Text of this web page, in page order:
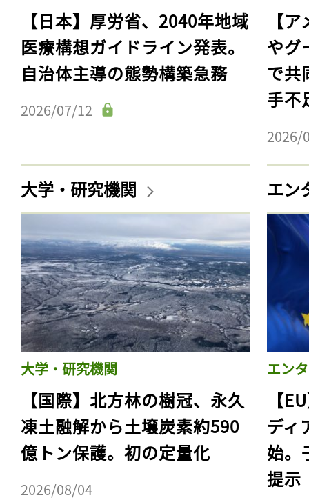
【日本】厚労省、2040年地域
医療構想ガイドライン発表。
自治体主導の態勢構築急務
2026/07/12
【
やグ
で共
手不
2026/
大学・研究機関
大学・研究機関
【国際】北方林の樹冠、永久
凍土融解から土壌炭素約590
億トン保護。初の定量化
2026/08/04
エン
エン
【
ディ
始。
提示